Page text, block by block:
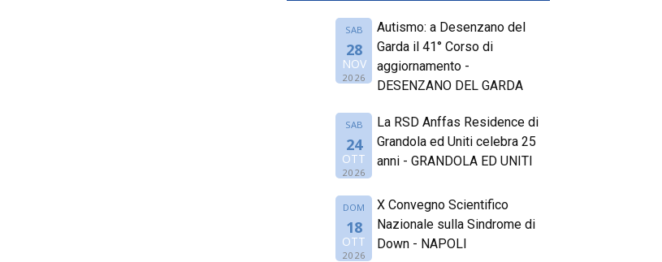
SAB
28
NOV
2026
Autismo: a Desenzano del
Garda il 41° Corso di
aggiornamento -
DESENZANO DEL GARDA
SAB
24
OTT
2026
La RSD Anffas Residence di
Grandola ed Uniti celebra 25
anni - GRANDOLA ED UNITI
DOM
18
OTT
2026
X Convegno Scientifico
Nazionale sulla Sindrome di
Down - NAPOLI